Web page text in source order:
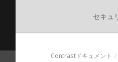
セキュ
Contrastドキュメント